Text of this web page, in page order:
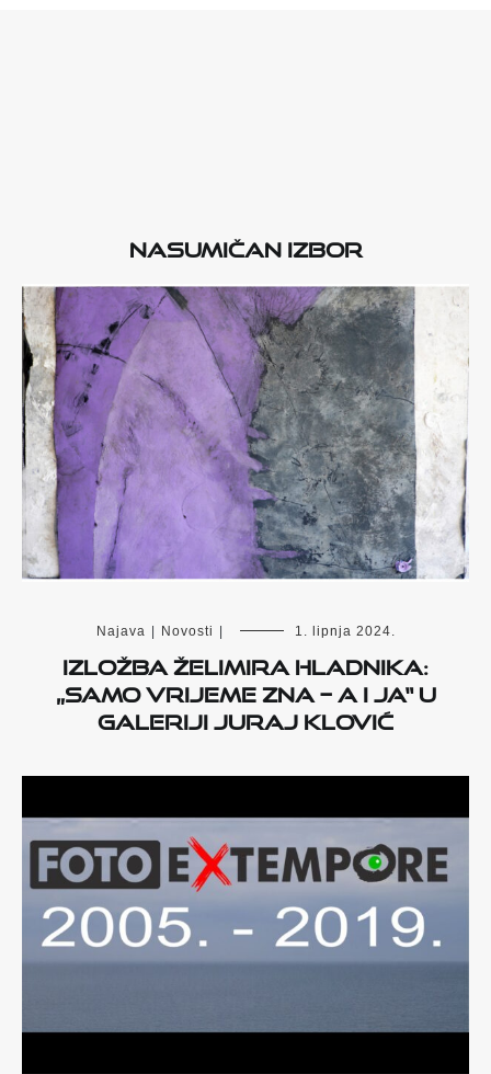
Nasumičan izbor
Najava Novosti 1. lipnja 2024.
Izložba Želimira Hladnika:
„Samo vrijeme zna – a i ja“ u
Galeriji Juraj Klović